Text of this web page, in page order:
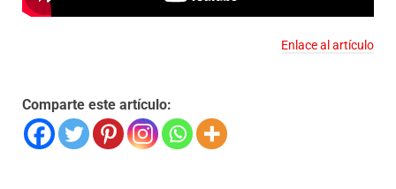
Enlace al artículo
Comparte este artículo: